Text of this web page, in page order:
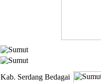
Kab. Serdang Bedagai